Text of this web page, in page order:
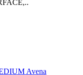
Avena